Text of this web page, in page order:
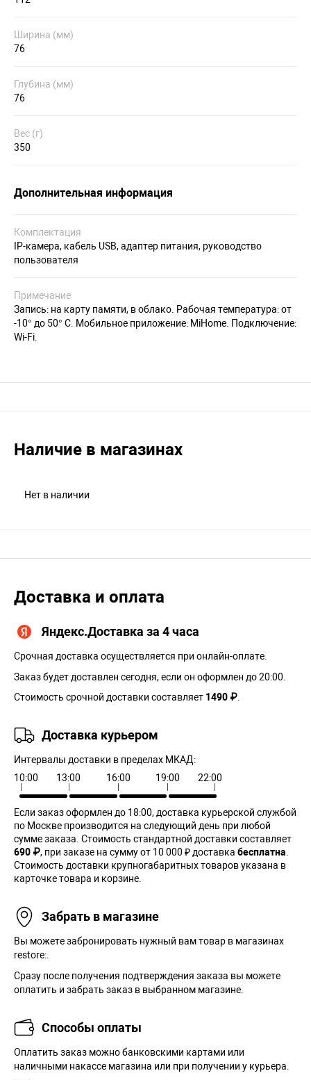
Ширина (мм)
76
Глубина (мм)
76
Вес (г)
350
Дополнительная информация
Комплектация
IP-камера, кабель USB, адаптер питания, руководство
пользователя
Примечание
Запись: на карту памяти, в облако. Рабочая температура: от
-10° до 50° C. Мобильное приложение: MiHome. Подключение:
Wi-Fi.
Наличие в магазинах
Нет в наличии
Доставка и оплата
Яндекс.Доставка за 4 часа
Срочная доставка осуществляется при онлайн-оплате.
Заказ будет доставлен сегодня, если он оформлен до 20:00.
Стоимость срочной доставки составляет 1490 ₽
Доставка курьером
Интервалы доставки в пределах МКАД:
10:00
13:00 16:00 19:00 22:00
Если заказ оформлен до 18:00, доставка курьерской службой
по Москве производится на следующий день при любой
сумме заказа. Cтоимость стандартной доставки составляет
690 ₽, при заказе на сумму от 10 000 ₽ доставка бесплатна
Стоимость доставки крупногабаритных товаров указана в
карточке товара и корзине.
Забрать в магазине
Вы можете забронировать нужный вам товар в магазинах
restore:.
Сразу после получения подтверждения заказа вы можете
оплатить и забрать заказ в выбранном магазине.
Способы оплаты
Оплатить заказ можно банковскими картами или
наличными накассе магазина или при получении у курьера.